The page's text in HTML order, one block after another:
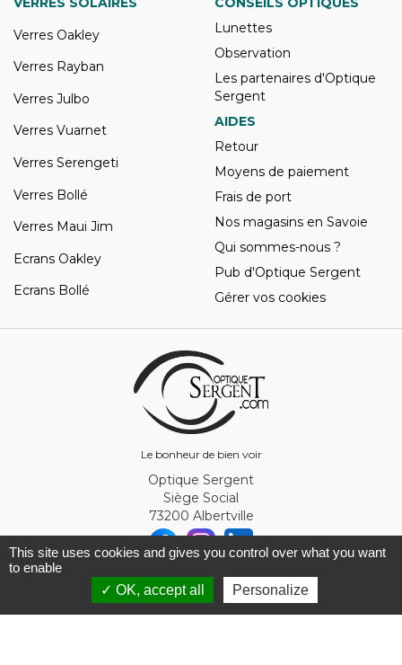
Filtrer
Le bonheur de bien voir
Verres Oakley
Verres Rayban
Verres Julbo
Verres Vuarnet
Verres Serengeti
Verres Bollé
Verres Maui Jim
Ecrans Oakley
Ecrans Bollé
Lunettes
Observation
Les partenaires d'Optique
Sergent
AIDES
Retour
Moyens de paiement
Frais de port
Nos magasins en Savoie
Qui sommes-nous ?
Pub d'Optique Sergent
Gérer vos cookies
Optique Sergent
Siège Social
73200 Albertville
© Optique Sergent 2026 - SIRET 32993919300010
This site uses cookies and gives you control over what you want
to enable
✓ OK, accept all
Personalize